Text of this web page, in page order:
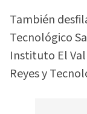
También
Tecnológico
Instituto El
Reyes y